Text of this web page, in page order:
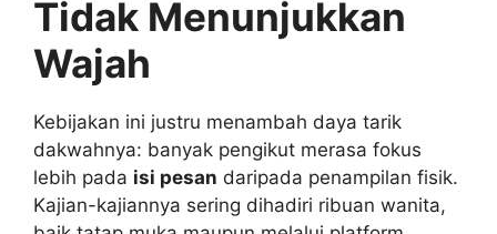
Tidak Menunjukkan
Wajah
Kebijakan ini justru menambah daya tarik
dakwahnya: banyak pengikut merasa fokus
lebih pada isi pesan daripada penampilan fisik.
Kajian-kajiannya sering dihadiri ribuan wanita,